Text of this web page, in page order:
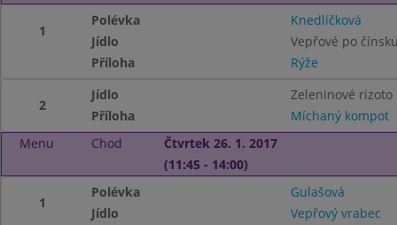
1
Polévka
Knedlíčková
Jídlo
Vepřové po
Příloha
Rýže
2
Jídlo
Zeleninové rizoto
Příloha
Míchaný kompot
Menu
Chod
Čtvrtek 26. 1. 2017
(11:45 - 14:00)
1
Polévka
Gulašová
Jídlo
Vepřový vrabec